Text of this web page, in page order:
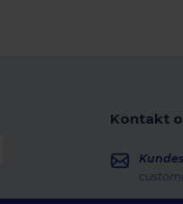
Kontakt